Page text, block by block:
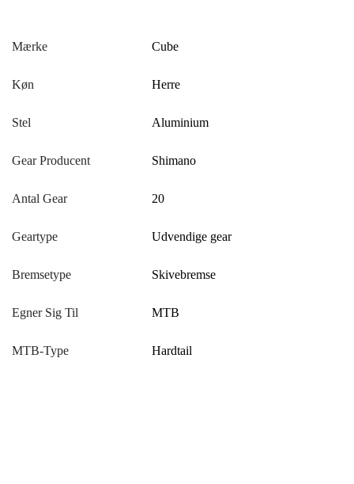
Mærke Cube
Køn Herre
Stel Aluminium
Gear Producent Shimano
Antal Gear 20
Geartype Udvendige gear
Bremsetype Skivebremse
Egner Sig Til MTB
MTB-Type Hardtail